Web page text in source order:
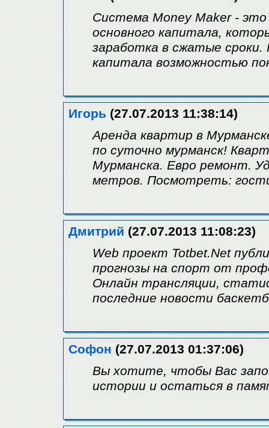
Система Money Maker - это
основного капитала,
заработка в сжатые
капитала возможностью
Игорь (27.07.2013 11:38:14)
Аренда квартир в
по суточно мурманск!
Мурманска. Евро ремонт.
метров. Посмотреть:
Дмитрий (27.07.2013 11:08:23)
Web проект Totbet.Net
прогнозы на спорт от
Онлайн трансляции,
последние новости
Софон (27.07.2013 01:37:06)
Вы хотите, чтобы Вас
истории и остаться в